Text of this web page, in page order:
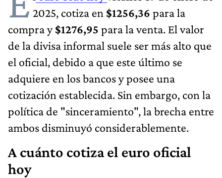
2025, cotiza en $1256,36 para la
compra y$1276,95 para la venta. El valor
de la divisa informal suele ser más alto que
el oficial, debido a que este último se
adquiere en los bancos y posee una
cotización establecida. Sin embargo, con la
política de "sinceramiento", la brecha entre
ambos disminuyó considerablemente.
A cuánto cotiza el euro oficial
hoy